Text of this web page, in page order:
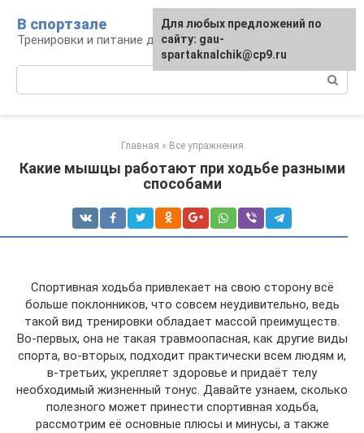
контенту
В спортзале
Тренировки и питание для здоровья
Главная » Все упражнения
Какие мышцы работают при ходьбе разными
способами
Спортивная ходьба привлекает на свою сторону всё
больше поклонников, что совсем неудивительно, ведь
такой вид тренировки обладает массой преимуществ.
Во-первых, она не такая травмоопасная, как другие виды
спорта, во-вторых, подходит практически всем людям и,
в-третьих, укрепляет здоровье и придаёт телу
необходимый жизненный тонус. Давайте узнаем, сколько
полезного может принести спортивная ходьба,
рассмотрим её основные плюсы и минусы, а также
Для любых предложений по
сайту: gau-
spartaknalchik@cp9.ru